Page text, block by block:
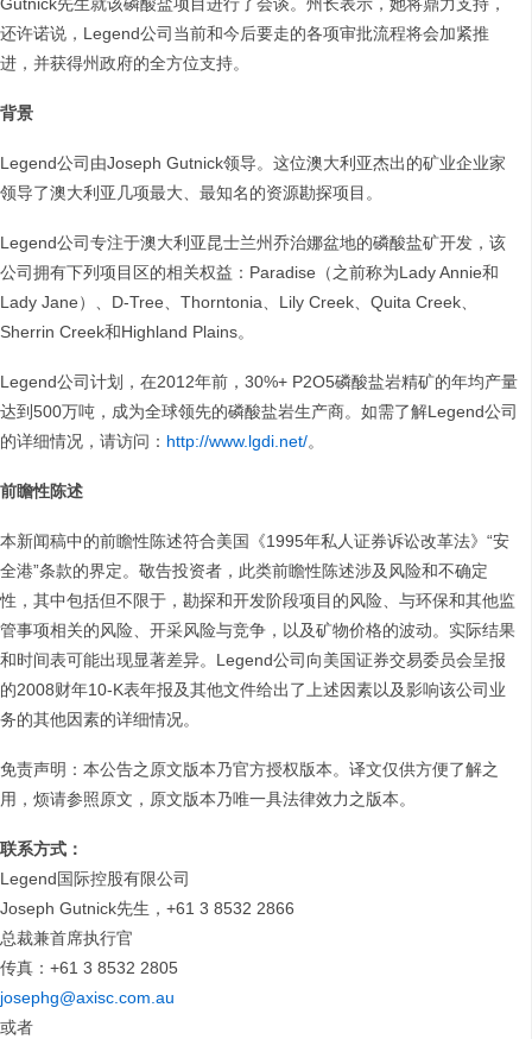
Gutnick先生就该磷酸盐项目进行了会谈。州长表示，她将鼎力支持，
还许诺说，Legend公司当前和今后要走的各项审批流程将会加紧推
进，并获得州政府的全方位支持。
背景
Legend公司由Joseph Gutnick领导。这位澳大利亚杰出的矿业企业家
领导了澳大利亚几项最大、最知名的资源勘探项目。
Legend公司专注于澳大利亚昆士兰州乔治娜盆地的磷酸盐矿开发，该
公司拥有下列项目区的相关权益：Paradise（之前称为Lady Annie和
Lady Jane）、D-Tree、Thorntonia、Lily Creek、Quita Creek、
Sherrin Creek和Highland Plains。
Legend公司计划，在2012年前，30%+ P2O5磷酸盐岩精矿的年均产量
达到500万吨，成为全球领先的磷酸盐岩生产商。如需了解Legend公司
的详细情况，请访问： http://www.lgdi.net/。
前瞻性陈述
本新闻稿中的前瞻性陈述符合美国《1995年私人证券诉讼改革法》“安
全港”条款的界定。敬告投资者，此类前瞻性陈述涉及风险和不确定
性，其中包括但不限于，勘探和开发阶段项目的风险、与环保和其他监
管事项相关的风险、开采风险与竞争，以及矿物价格的波动。实际结果
和时间表可能出现显著差异。Legend公司向美国证券交易委员会呈报
的2008财年10-K表年报及其他文件给出了上述因素以及影响该公司业
务的其他因素的详细情况。
免责声明：本公告之原文版本乃官方授权版本。译文仅供方便了解之
用，烦请参照原文，原文版本乃唯一具法律效力之版本。
联系方式：
Legend国际控股有限公司
Joseph Gutnick先生，+61 3 8532 2866
总裁兼首席执行官
传真：+61 3 8532 2805
josephg@axisc.com.au
或者